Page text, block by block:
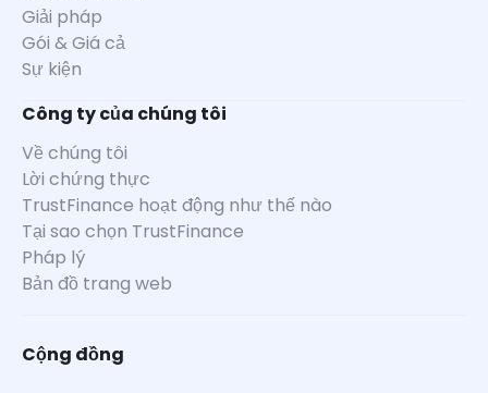
Giải pháp
Gói & Giá cả
Sự kiện
Công ty của chúng tôi
Về chúng tôi
Lời chứng thực
TrustFinance hoạt động như thế nào
Tại sao chọn TrustFinance
Pháp lý
Bản đồ trang web
Cộng đồng